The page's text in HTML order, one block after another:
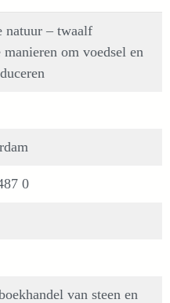
natuur – twaalf
om voedsel en
0
van steen en